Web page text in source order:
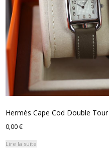
Hermès Cape Cod Double Tour
0,00€
Lire la suite